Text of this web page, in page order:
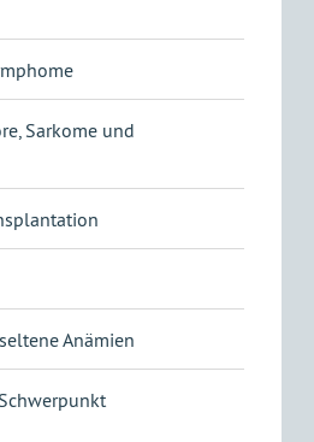
Sarkome und
Anämien